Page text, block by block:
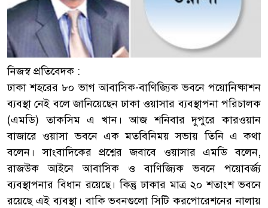
নিজস্ব প্রতিবেদক :
ঢাকা শহরের ৮০ ভাগ আবাসিক-বাণিজ্যিক ভবনে পয়োনিষ্কাশন
ব্যবস্থা নেই বলে জানিয়েছেন ঢাকা ওয়াসার ব্যবস্থাপনা পরিচালক
(এমডি) তাকসিম এ খান। আজ শনিবার দুপুরে কারওয়ান
বাজারে ওয়াসা ভবনে এক মতবিনিময় সভায় তিনি এ কথা
বলেন। সাংবাদিকের প্রশ্নের জবাবে ওয়াসার এমডি বলেন,
রাজউক আইনে আবাসিক ও বাণিজ্যিক ভবনে পয়োবর্জ্য
ব্যবস্থাপনার বিধান রয়েছে। কিন্তু ঢাকার মাত্র ২০ শতাংশ ভবনে
রয়েছে এই ব্যবস্থা। বাকি ভবনগুলো সিটি করপোরেশনের নালায়